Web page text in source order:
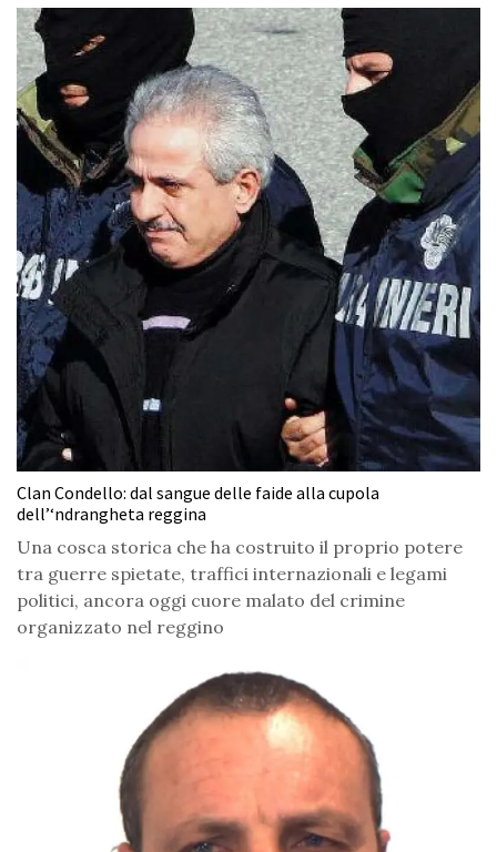
Clan Condello: dal sangue delle faide alla cupola
dell’‘ndrangheta reggina
Una cosca storica che ha costruito il proprio potere
tra guerre spietate, traffici internazionali e legami
politici, ancora oggi cuore malato del crimine
organizzato nel reggino